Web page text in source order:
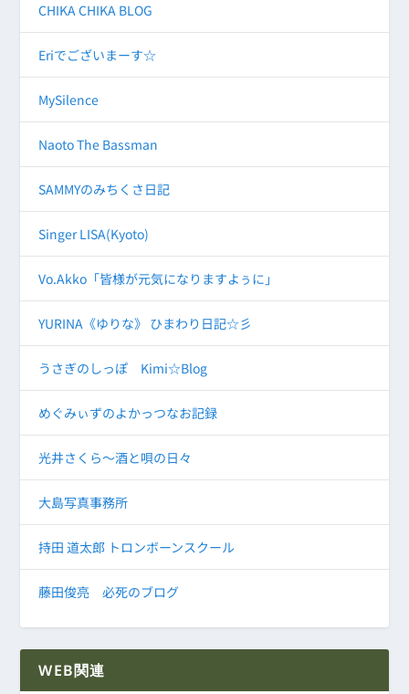
CHIKA CHIKA BLOG
Eriでございまーす☆
MySilence
Naoto The Bassman
SAMMYのみちくさ日記
Singer LISA(Kyoto)
Vo.Akko「皆様が元気になりますよぅに」
YURINA《ゆりな》 ひまわり日記☆彡
うさぎのしっぽ Kimi☆Blog
めぐみぃずのよかっつなお記録
光井さくら～酒と唄の日々
大島写真事務所
持田 道太郎 トロンボーンスクール
藤田俊亮 必死のブログ
WEB関連